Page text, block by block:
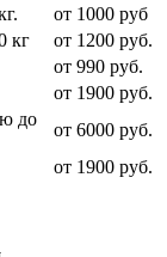
от 1000 руб
кг
от 1200 руб.
от 990 руб.
от 1900 руб.
до
от 6000 руб.
от 1900 руб.